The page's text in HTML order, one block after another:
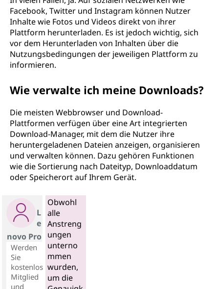
Facebook, Twitter und Instagram können Nutzer
Inhalte wie Fotos und Videos direkt von ihrer
Plattform herunterladen. Es ist jedoch wichtig, sich
vor dem Herunterladen von Inhalten über die
Nutzungsbedingungen der jeweiligen Plattform zu
informieren.
Wie verwalte ich meine Downloads?
Die meisten Webbrowser und Download-
Plattformen verfügen über eine Art integrierten
Download-Manager, mit dem die Nutzer ihre
heruntergeladenen Dateien anzeigen, organisieren
und verwalten können. Dazu gehören Funktionen
wie die Sortierung nach Dateityp, Downloaddatum
oder Speicherort auf Ihrem Gerät.
L
e
novo Pro
Werden
Sie
kostenlos
Mitglied
und
Obwohl
alle
Anstreng
ungen
unterno
mmen
wurden,
um die